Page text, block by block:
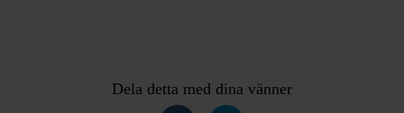
Dela detta med dina vänner